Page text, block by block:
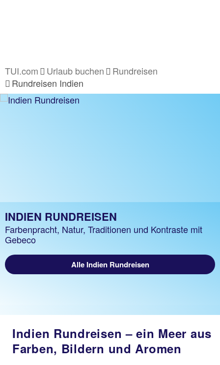
TUI.com Urlaub buchen
Rundreisen
Rundreisen Indien
INDIEN RUNDREISEN
Farbenpracht, Natur, Traditionen und Kontraste mit
Gebeco
Alle Indien Rundreisen
Indien Rundreisen – ein Meer aus
Farben, Bildern und Aromen